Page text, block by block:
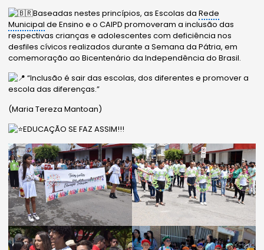
Baseadas nestes princípios, as Escolas daRede
Municipal de Ensino e o CAIPD promoveram a inclusão das
respectivas crianças e adolescentes com deficiência nos
desfiles cívicos realizados durante a Semana da Pátria, em
comemoração ao Bicentenário da Independência do Brasil.
“Inclusão é sair das escolas, dos diferentes e promover a
escola das diferenças.”
(Maria Tereza Mantoan)
EDUCAÇÃO SE FAZ ASSIM!!!